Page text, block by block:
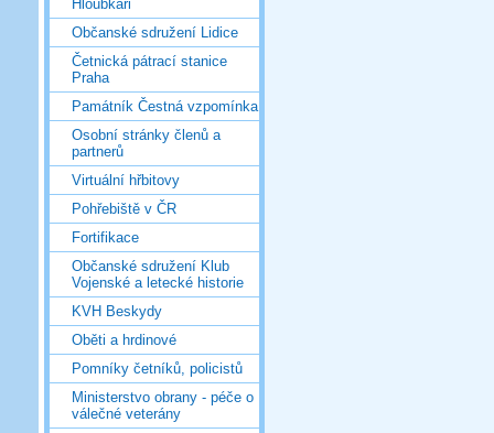
Hloubkaři
Občanské sdružení Lidice
Četnická pátrací stanice
Praha
Památník Čestná vzpomínka
Osobní stránky členů a
partnerů
Virtuální hřbitovy
Pohřebiště v ČR
Fortifikace
Občanské sdružení Klub
Vojenské a letecké historie
KVH Beskydy
Oběti a hrdinové
Pomníky četníků, policistů
Ministerstvo obrany - péče o
válečné veterány